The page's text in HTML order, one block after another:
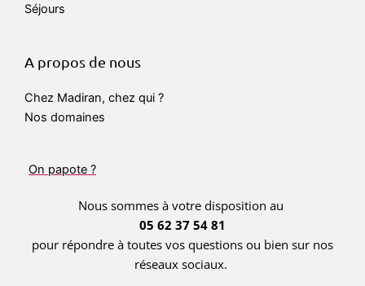
Séjours
A propos de nous
Chez Madiran, chez qui ?
Nos domaines
On papote ?
Nous sommes à votre disposition au
05 62 37 54 81
pour répondre à toutes vos questions ou bien sur nos
réseaux sociaux.